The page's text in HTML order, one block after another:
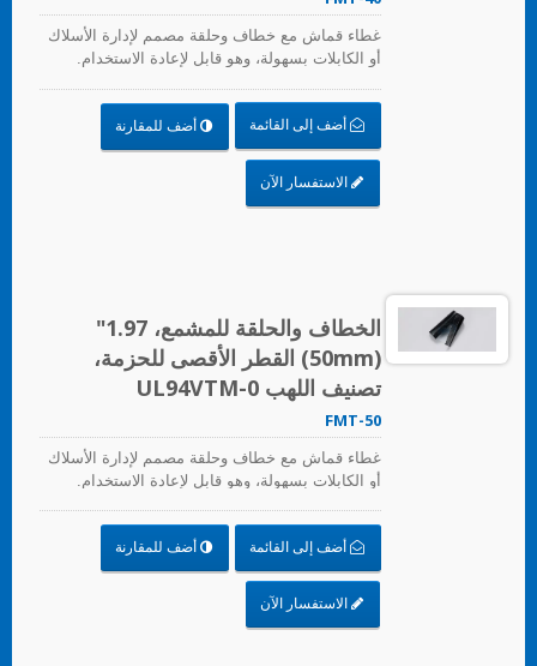
غطاء قماش مع خطاف وحلقة مصمم لإدارة الأسلاك
أو الكابلات بسهولة، وهو قابل لإعادة الاستخدام.
أضف إلى القائمة أضف للمقارنة
الاستفسار الآن
الخطاف والحلقة للمشمع، 1.97"
(50mm) القطر الأقصى للحزمة،
تصنيف اللهب UL94VTM-0
FMT-50
غطاء قماش مع خطاف وحلقة مصمم لإدارة الأسلاك
أو الكابلات بسهولة، وهو قابل لإعادة الاستخدام.
أضف إلى القائمة أضف للمقارنة
الاستفسار الآن